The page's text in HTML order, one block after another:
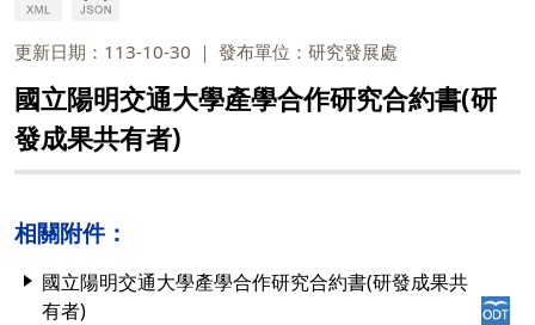
更新日期：113-10-30 發布單位：研究發展處
國立陽明交通大學產學合作研究合約書(研
發成果共有者)
相關附件：
國立陽明交通大學產學合作研究合約書(研發成果共
有者)